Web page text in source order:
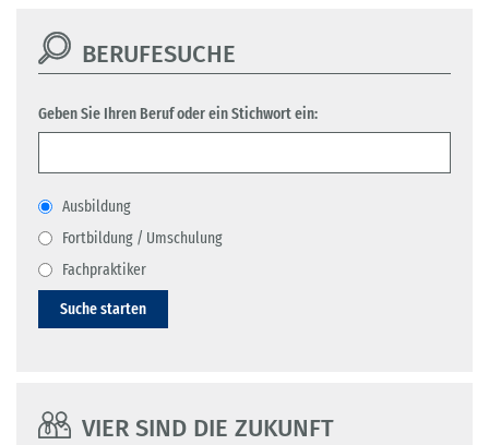
BERUFESUCHE
Geben Sie Ihren Beruf oder ein Stichwort ein:
Ausbildung
Fortbildung / Umschulung
Fachpraktiker
Suche starten
VIER SIND DIE ZUKUNFT